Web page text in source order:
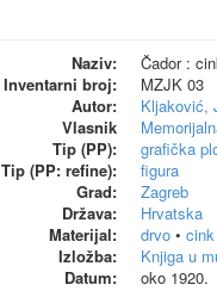
Naziv:
Čador :
Inventarni broj:
MZJK 03
Autor:
Kljaković,
Vlasnik
Tip (PP):
grafička
Tip (PP: refine):
figura
Grad:
Zagreb
Država:
Hrvatska
Materijal:
drvo• cink
Izložba:
Knjiga u
Datum:
oko 1920.